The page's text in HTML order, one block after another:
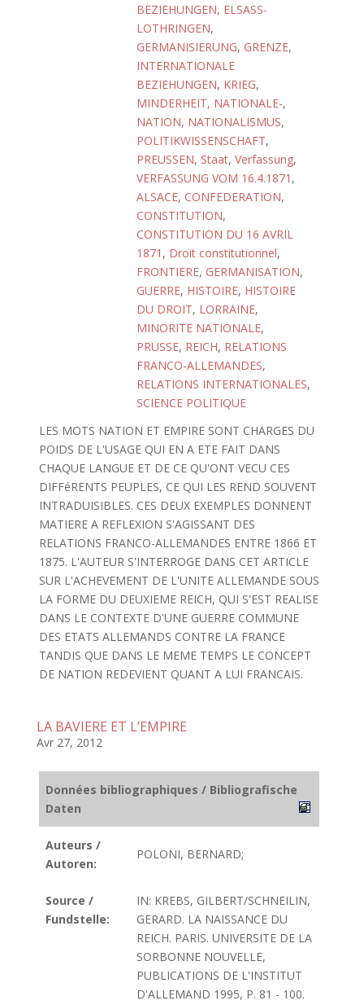
BEZIEHUNGEN, ELSASS-
LOTHRINGEN,
GERMANISIERUNG, GRENZE,
INTERNATIONALE
BEZIEHUNGEN, KRIEG,
MINDERHEIT, NATIONALE-,
NATION, NATIONALISMUS,
POLITIKWISSENSCHAFT,
PREUSSEN, Staat, Verfassung,
VERFASSUNG VOM 16.4.1871 ,
ALSACE, CONFEDERATION,
CONSTITUTION,
CONSTITUTION DU 16 AVRIL
1871 , Droit constitutionnel,
FRONTIERE, GERMANISATION,
GUERRE, HISTOIRE, HISTOIRE
DU DROIT, LORRAINE,
MINORITE NATIONALE,
PRUSSE, REICH, RELATIONS
FRANCO-ALLEMANDES,
RELATIONS INTERNATIONALES,
SCIENCE POLITIQUE
LES MOTS NATION ET EMPIRE SONT CHARGES DU
POIDS DE L'USAGE QUI EN A ETE FAIT DANS
CHAQUE LANGUE ET DE CE QU'ONT VECU CES
DIFFéRENTS PEUPLES, CE QUI LES REND SOUVENT
INTRADUISIBLES. CES DEUX EXEMPLES DONNENT
MATIERE A REFLEXION S'AGISSANT DES
RELATIONS FRANCO-ALLEMANDES ENTRE 1866 ET
1875. L'AUTEUR S'INTERROGE DANS CET ARTICLE
SUR L'ACHEVEMENT DE L'UNITE ALLEMANDE SOUS
LA FORME DU DEUXIEME REICH, QUI S'EST REALISE
DANS LE CONTEXTE D'UNE GUERRE COMMUNE
DES ETATS ALLEMANDS CONTRE LA FRANCE
TANDIS QUE DANS LE MEME TEMPS LE CONCEPT
DE NATION REDEVIENT QUANT A LUI FRANCAIS.
LA BAVIERE ET L’EMPIRE
Avr 27, 2012
Données bibliographiques / Bibliografische
Daten
Auteurs /
Autoren:
POLONI, BERNARD;
Source /
Fundstelle:
IN: KREBS, GILBERT/SCHNEILIN,
GERARD. LA NAISSANCE DU
REICH. PARIS. UNIVERSITE DE LA
SORBONNE NOUVELLE,
PUBLICATIONS DE L'INSTITUT
D'ALLEMAND 1995, P. 81 - 100.